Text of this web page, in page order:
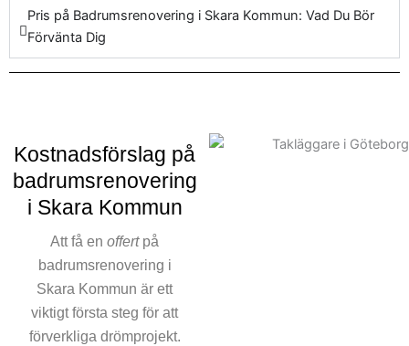
badrumsrenoverings projekt
garanterar ett förutsägbart
ingår. Våra experter ser till
Pris på Badrumsrenovering i Skara Kommun: Vad Du Bör
Förvänta Dig
Kostnadsförslag på
badrumsrenovering
i Skara Kommun
Att få enoffertpå
badrumsrenovering i
Skara Kommun är ett
viktigt första steg för att
förverkliga drömprojekt.